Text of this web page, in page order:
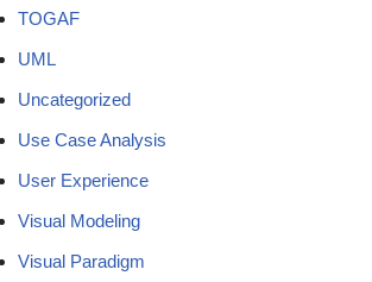
TOGAF
UML
Uncategorized
Use Case Analysis
User Experience
Visual Modeling
Visual Paradigm